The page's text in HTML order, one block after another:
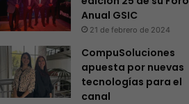
Anual GSIC
21 de febrero de 2024
CompuSoluciones
apuesta por nuevas
tecnologías para el
canal